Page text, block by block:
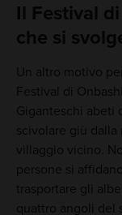
Il Festival
che si
Un altro motivo
Festival di
Giganteschi abeti
scivolare giù dalla
villaggio vicino.
persone si
trasportare gli
quattro angoli del